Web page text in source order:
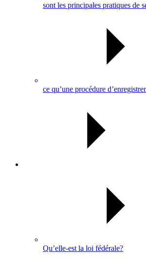
sont les principales pratiques de
ce qu’une procédure
Qu’elle-est la loi fédérale?